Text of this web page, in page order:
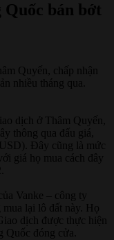
bán bớt
Quyến, chấp nhận
nhiều tháng qua.
dịch ở Thâm Quyến,
thông qua đấu giá,
Đây cũng là mức
giá họ mua cách đây
Vanke – công ty
mua lại lô đất này. Họ
dịch được thực hiện
Quốc đóng cửa.